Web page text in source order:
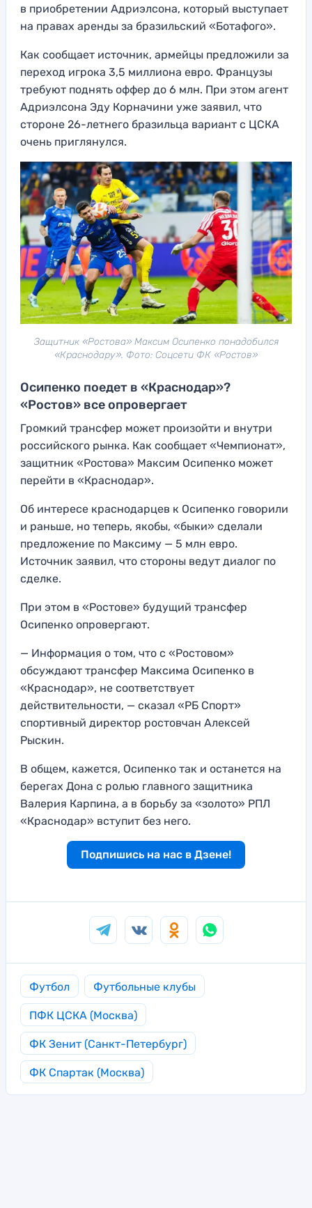
в приобретении Адриэлсона, который выступает
на правах аренды за бразильский «Ботафого».
Как сообщает источник, армейцы предложили за
переход игрока 3,5 миллиона евро. Французы
требуют поднять оффер до 6 млн. При этом агент
Адриэлсона Эду Корначини уже заявил, что
стороне 26-летнего бразильца вариант с ЦСКА
очень приглянулся.
Защитник «Ростова» Максим Осипенко понадобился
«Краснодару». Фото: Соцсети ФК «Ростов»
Осипенко поедет в «Краснодар»?
«Ростов» все опровергает
Громкий трансфер может произойти и внутри
российского рынка. Как сообщает «Чемпионат»,
защитник «Ростова» Максим Осипенко может
перейти в «Краснодар».
Об интересе краснодарцев к Осипенко говорили
и раньше, но теперь, якобы, «быки» сделали
предложение по Максиму — 5 млн евро.
Источник заявил, что стороны ведут диалог по
сделке.
При этом в «Ростове» будущий трансфер
Осипенко опровергают.
— Информация о том, что с «Ростовом»
обсуждают трансфер Максима Осипенко в
«Краснодар», не соответствует
действительности, — сказал «РБ Спорт»
спортивный директор ростовчан Алексей
Рыскин.
В общем, кажется, Осипенко так и останется на
берегах Дона с ролью главного защитника
Валерия Карпина, а в борьбу за «золото» РПЛ
«Краснодар» вступит без него.
Подпишись на нас в Дзене!
Футбол Футбольные клубы
ПФК ЦСКА (Москва)
ФК Зенит (Санкт-Петербург)
ФК Спартак (Москва)